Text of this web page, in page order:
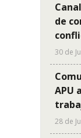
de
30 de
APU
28 de